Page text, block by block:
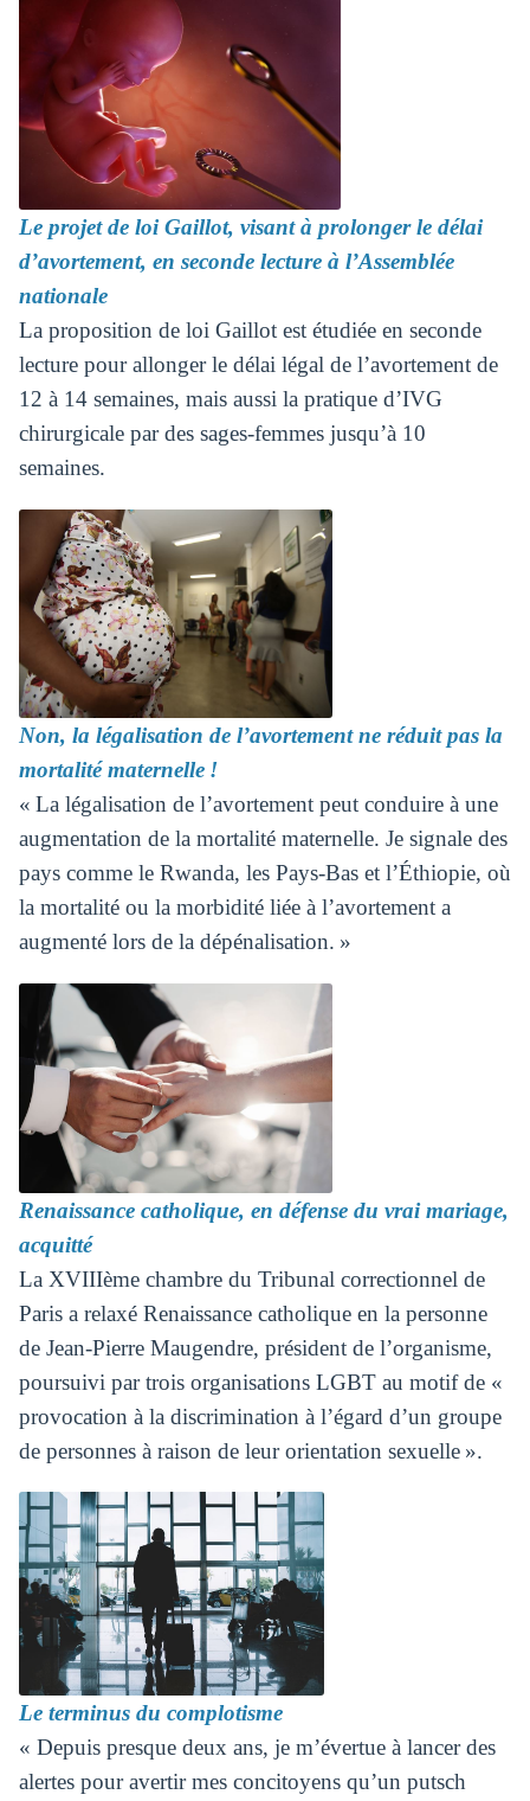
Le projet de loi Gaillot, visant à prolonger le délai
d’avortement, en seconde lecture à l’Assemblée
nationale
La proposition de loi Gaillot est étudiée en seconde
lecture pour allonger le délai légal de l’avortement de
12 à 14 semaines, mais aussi la pratique d’IVG
chirurgicale par des sages-femmes jusqu’à 10
semaines.
Non, la légalisation de l’avortement ne réduit pas la
mortalité maternelle !
« La légalisation de l’avortement peut conduire à une
augmentation de la mortalité maternelle. Je signale des
pays comme le Rwanda, les Pays-Bas et l’Éthiopie, où
la mortalité ou la morbidité liée à l’avortement a
augmenté lors de la dépénalisation. »
Renaissance catholique, en défense du vrai mariage,
acquitté
La XVIIIème chambre du Tribunal correctionnel de
Paris a relaxé Renaissance catholique en la personne
de Jean-Pierre Maugendre, président de l’organisme,
poursuivi par trois organisations LGBT au motif de «
provocation à la discrimination à l’égard d’un groupe
de personnes à raison de leur orientation sexuelle ».
Le terminus du complotisme
« Depuis presque deux ans, je m’évertue à lancer des
alertes pour avertir mes concitoyens qu’un putsch